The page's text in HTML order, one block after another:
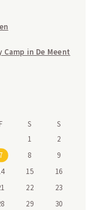
Camp in De Meent
F S
S
1
2
7 8
9
15
16
22
23
29
30